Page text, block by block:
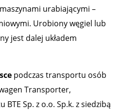
urabiającymi –
Urobiony węgiel lub
jest dalej układem
podczas transportu osób
Transporter,
Sp. z o.o. Sp.k. z siedzibą